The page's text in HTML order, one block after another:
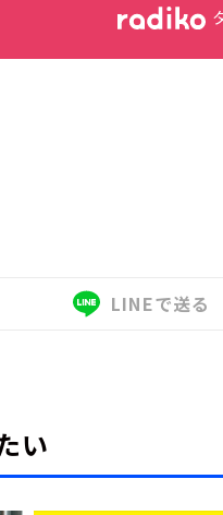
LINEで送る
い